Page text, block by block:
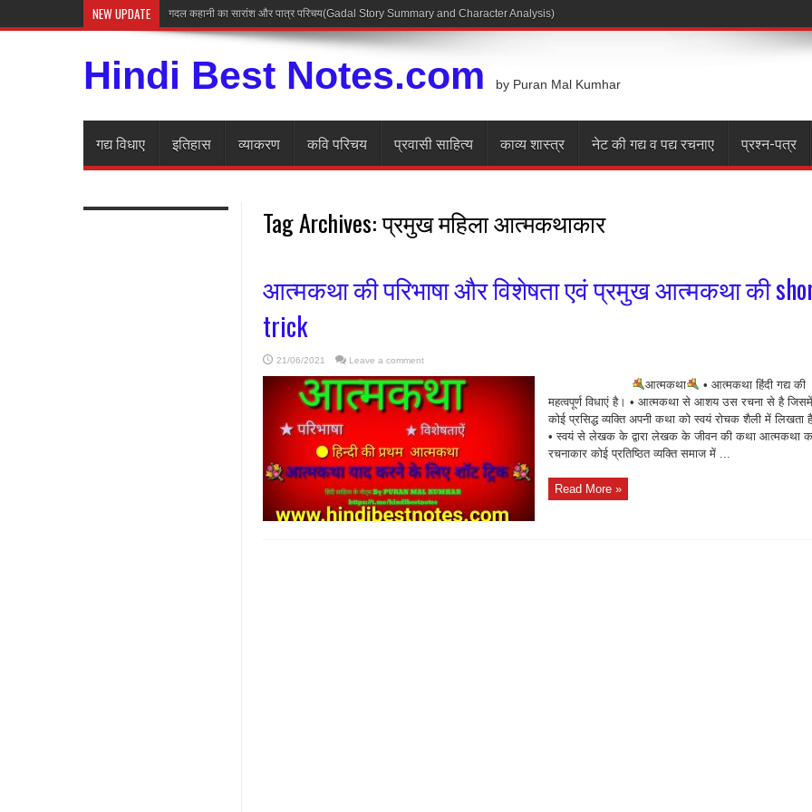
NEW UPDATE गदल कहानी का सारांश और पात्र परिचय(Gadal Story Summary and Character Analysis)
Hindi Best Notes.com by Puran Mal Kumhar
गद्य विधाए इतिहास व्याकरण कवि परिचय प्रवासी साहित्य काव्य शास्त्र नेट की गद्य व पद्य रचनाए प्रश्न-पत्र
Tag Archives:प्रमुख महिला आत्मकथाकार
आत्मकथा की परिभाषा और विशेषता एवं प्रमुख आत्मकथा की
trick
21/06/2021 Leave a comment
आत्मकथा
• आत्मकथा हिंदी गद्य की
महत्वपूर्ण विधाएं है। • आत्मकथा से आशय उस रचना से है जिसमें
कोई प्रसिद्ध व्यक्ति अपनी कथा को स्वयं रोचक शैली में लिखता
• स्वयं से लेखक के द्वारा लेखक के जीवन की कथा आत्मकथा
रचनाकार कोई प्रतिष्ठित व्यक्ति समाज में ...
Read More »